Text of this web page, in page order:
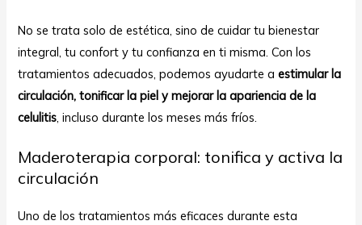
No se trata solo de estética, sino de cuidar tu bienestar
integral, tu confort y tu confianza en ti misma. Con los
tratamientos adecuados, podemos ayudarte aestimular la
circulación, tonificar la piel y mejorar la apariencia de la
celulitis, incluso durante los meses más fríos.
Maderoterapia corporal: tonifica y activa la
circulación
Uno de los tratamientos más eficaces durante esta